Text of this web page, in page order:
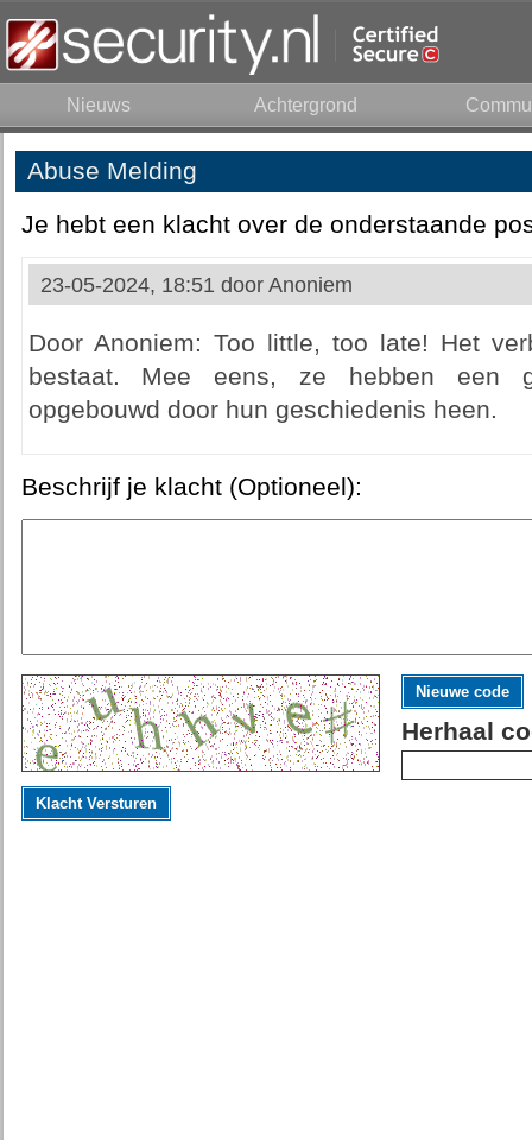
Nieuws Achtergrond
Abuse Melding
Je hebt een klacht over de onderstaande
23-05-2024, 18:51 door Anoniem
Door Anoniem: Too little, too late! Het
bestaat. Mee eens, ze hebben een
opgebouwd door hun geschiedenis heen.
Beschrijf je klacht (Optioneel):
Nieuwe code
Herhaal
Klacht Versturen